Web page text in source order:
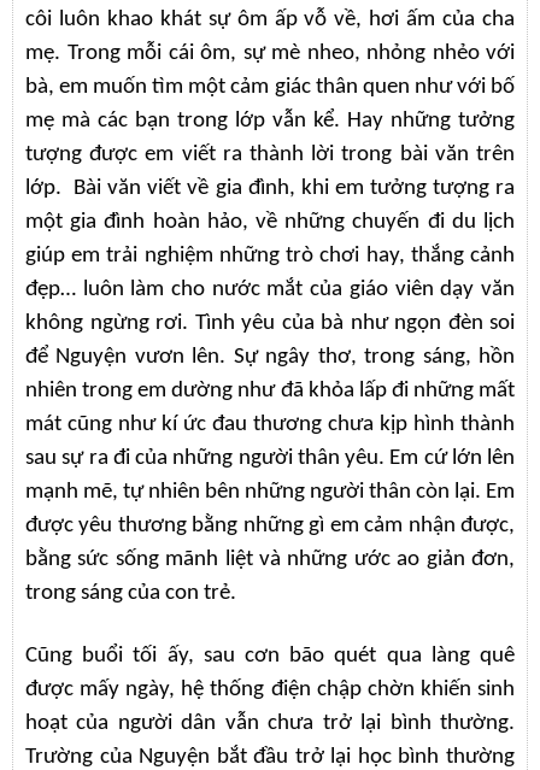
côi luôn khao khát sự ôm ấp vỗ về, hơi ấm của cha
mẹ. Trong mỗi cái ôm, sự mè nheo, nhỏng nhẻo với
bà, em muốn tìm một cảm giác thân quen như với bố
mẹ mà các bạn trong lớp vẫn kể. Hay những tưởng
tượng được em viết ra thành lời trong bài văn trên
lớp. Bài văn viết về gia đình, khi em tưởng tượng ra
một gia đình hoàn hảo, về những chuyến đi du lịch
giúp em trải nghiệm những trò chơi hay, thắng cảnh
đẹp… luôn làm cho nước mắt của giáo viên dạy văn
không ngừng rơi. Tình yêu của bà như ngọn đèn soi
để Nguyện vươn lên. Sự ngây thơ, trong sáng, hồn
nhiên trong em dường như đã khỏa lấp đi những mất
mát cũng như kí ức đau thương chưa kịp hình thành
sau sự ra đi của những người thân yêu. Em cứ lớn lên
mạnh mẽ, tự nhiên bên những người thân còn lại. Em
được yêu thương bằng những gì em cảm nhận được,
bằng sức sống mãnh liệt và những ước ao giản đơn,
trong sáng của con trẻ.
Cũng buổi tối ấy, sau cơn bão quét qua làng quê
được mấy ngày, hệ thống điện chập chờn khiến sinh
hoạt của người dân vẫn chưa trở lại bình thường.
Trường của Nguyện bắt đầu trở lại học bình thường